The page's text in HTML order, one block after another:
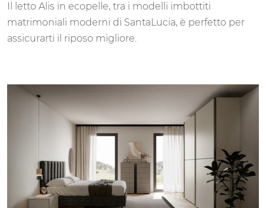
Il letto Alis in ecopelle, tra i modelli imbottiti
matrimoniali moderni di SantaLucia, è perfetto per
assicurarti il riposo migliore.